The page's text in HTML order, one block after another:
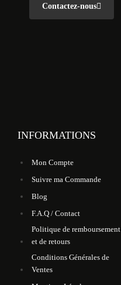
Contactez-nous
INFORMATIONS
Mon Compte
Suivre ma Commande
Blog
F.A.Q / Contact
Politique de remboursement
et de retours
Conditions Générales de
Ventes